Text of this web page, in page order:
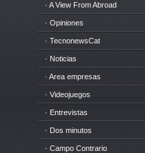
· A View From Abroad
· Opiniones
· TecnonewsCat
· Noticias
· Area empresas
· Videojuegos
· Entrevistas
· Dos minutos
· Campo Contrario